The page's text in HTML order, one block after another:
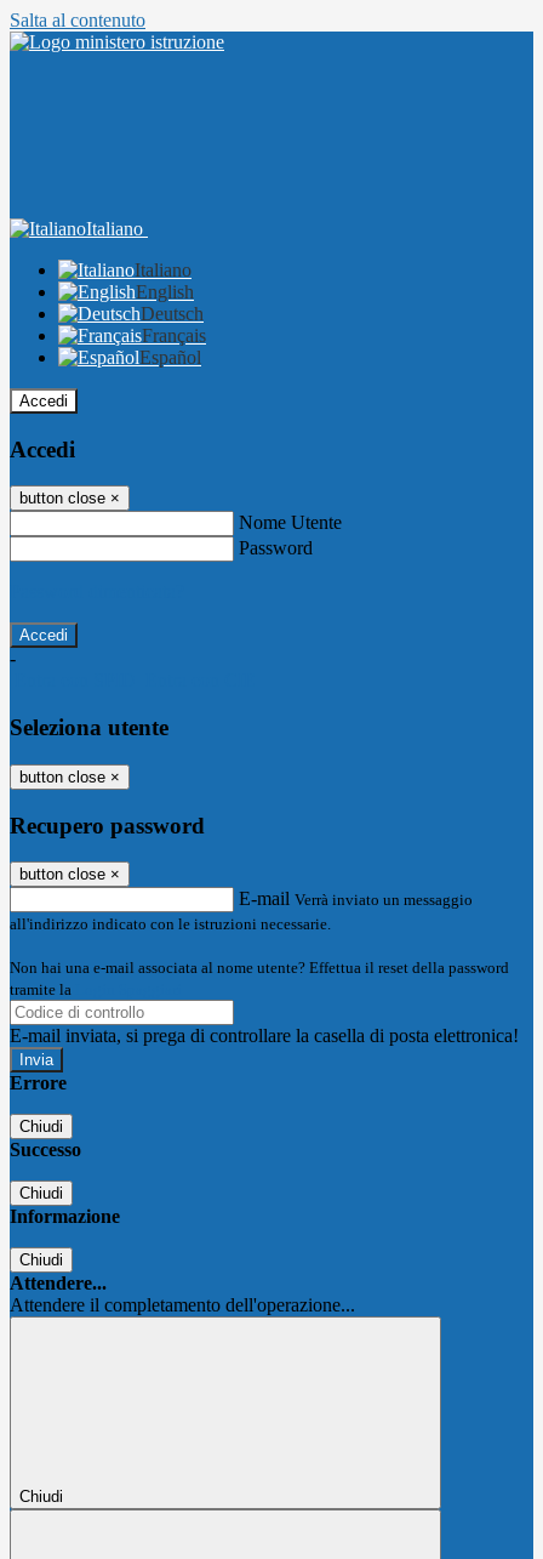
Salta al contenuto
Italiano
Italiano
English
Deutsch
Français
Español
Accedi
Accedi
button close ×
Nome Utente
Password
-
Seleziona utente
button close ×
Recupero password
button close ×
E-mail Verrà inviato un messaggio
all'indirizzo indicato con le istruzioni necessarie.
Non hai una e-mail associata al nome utente? Effettua il reset della password
tramite la
E-mail inviata, si prega di controllare la casella di posta elettronica!
Errore
Chiudi
Successo
Chiudi
Informazione
Chiudi
Attendere...
Attendere il completamento dell'operazione...
Chiudi